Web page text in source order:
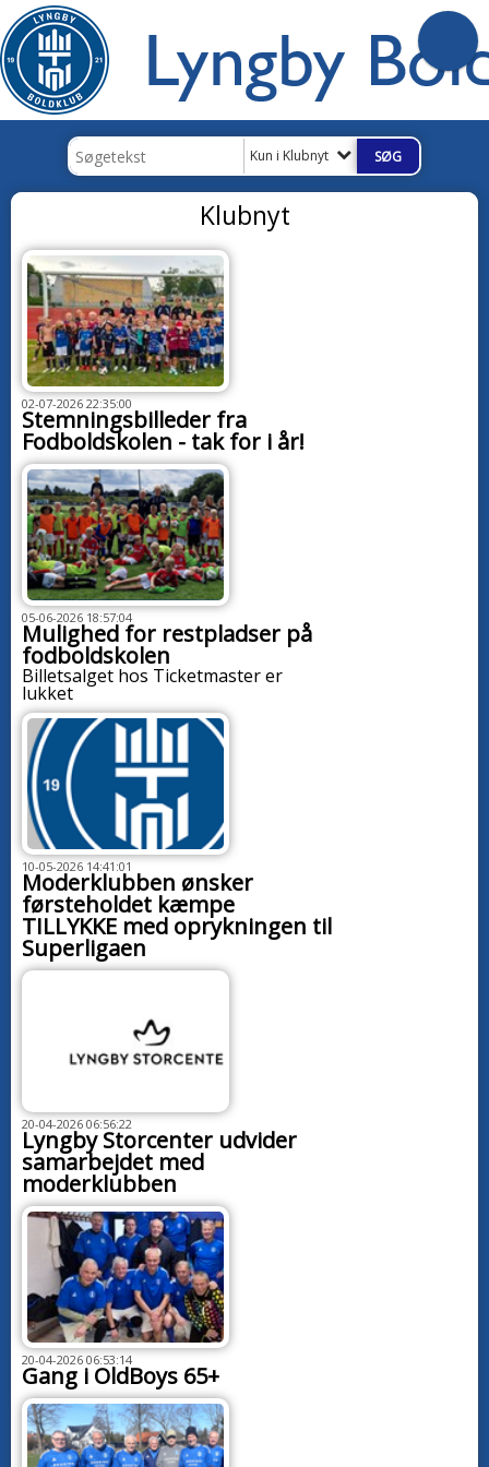
Kun i Klubnyt
Klubnyt
02-07-2026 22:35:00
Stemningsbilleder fra
Fodboldskolen - tak for i år!
05-06-2026 18:57:04
Mulighed for restpladser på
fodboldskolen
Billetsalget hos Ticketmaster er
lukket
10-05-2026 14:41:01
Moderklubben ønsker
førsteholdet kæmpe
TILLYKKE med oprykningen til
Superligaen
20-04-2026 06:56:22
Lyngby Storcenter udvider
samarbejdet med
moderklubben
20-04-2026 06:53:14
Gang i OldBoys 65+